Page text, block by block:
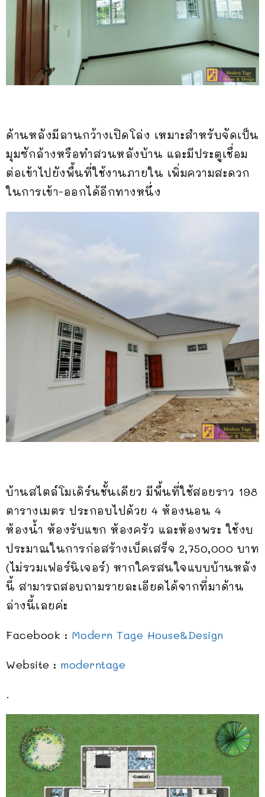
ด้านหลังมีลานกว้างเปิดโล่ง เหมาะสำหรับจัดเป็น
มุมซักล้างหรือทำสวนหลังบ้าน และมีประตูเชื่อม
ต่อเข้าไปยังพื้นที่ใช้งานภายใน เพิ่มความสะดวก
ในการเข้า-ออกได้อีกทางหนึ่ง
บ้านสไตล์โมเดิร์นชั้นเดียว มีพื้นที่ใช้สอยราว 198
ตารางเมตร ประกอบไปด้วย 4 ห้องนอน 4
ห้องน้ำ ห้องรับแขก ห้องครัว และห้องพระ ใช้งบ
ประมาณในการก่อสร้างเบ็ดเสร็จ 2,750,000 บาท
(ไม่รวมเฟอร์นิเจอร์) หากใครสนใจแบบบ้านหลัง
นี้ สามารถสอบถามรายละเอียดได้จากที่มาด้าน
ล่างนี้เลยค่ะ
Facebook : Modern Tage House&Design
Website : moderntage
.